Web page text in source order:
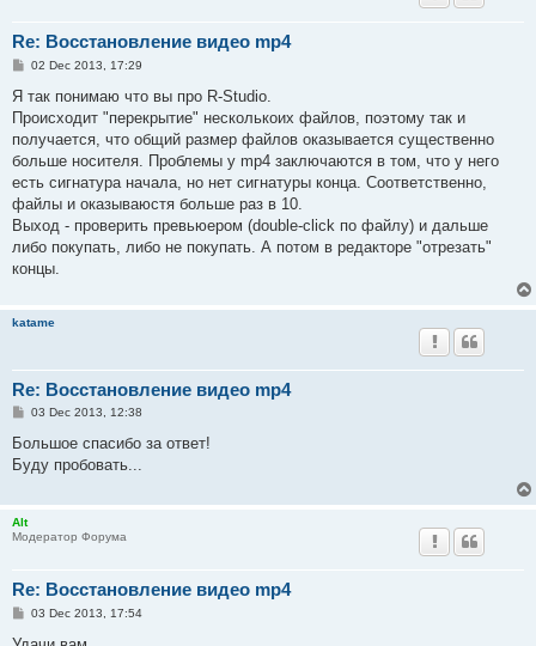
Re: Восстановление видео mp4
P
s
02 Dec 2013, 17:29
Я так понимаю что вы про R-Studio.
Происходит "перекрытие" несколькоих файлов, поэтому так и
получается, что общий размер файлов оказывается существенно
больше носителя. Проблемы у mp4 заключаются в том, что у него
есть сигнатура начала, но нет сигнатуры конца. Соответственно,
файлы и оказываюстя больше раз в 10.
Выход - проверить превьюером (double-click по файлу) и дальше
либо покупать, либо не покупать. А потом в редакторе "отрезать"
концы.
katame
Re: Восстановление видео mp4
P
s
03 Dec 2013, 12:38
Большое спасибо за ответ!
Буду пробовать...
Alt
Модератор Форума
Re: Восстановление видео mp4
P
s
03 Dec 2013, 17:54